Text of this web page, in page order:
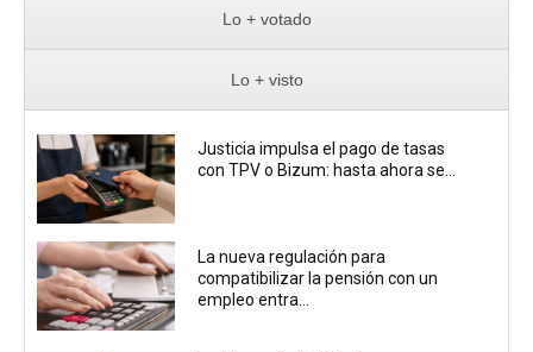
Lo + votado
Lo + visto
Justicia impulsa el pago de tasas
con TPV o Bizum: hasta ahora se...
La nueva regulación para
compatibilizar la pensión con un
empleo entra...